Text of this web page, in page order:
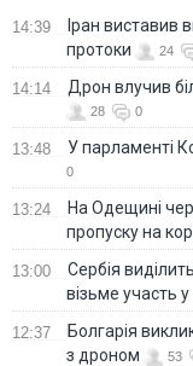
14:39
Іран виставив
протоки
24
14:14 Дрон влучив
28 0
13:48 У парламенті
0
13:24
На Одещині
пропуску на
13:00
Сербія
візьме участь
12:37
Болгарія
з дроном
53